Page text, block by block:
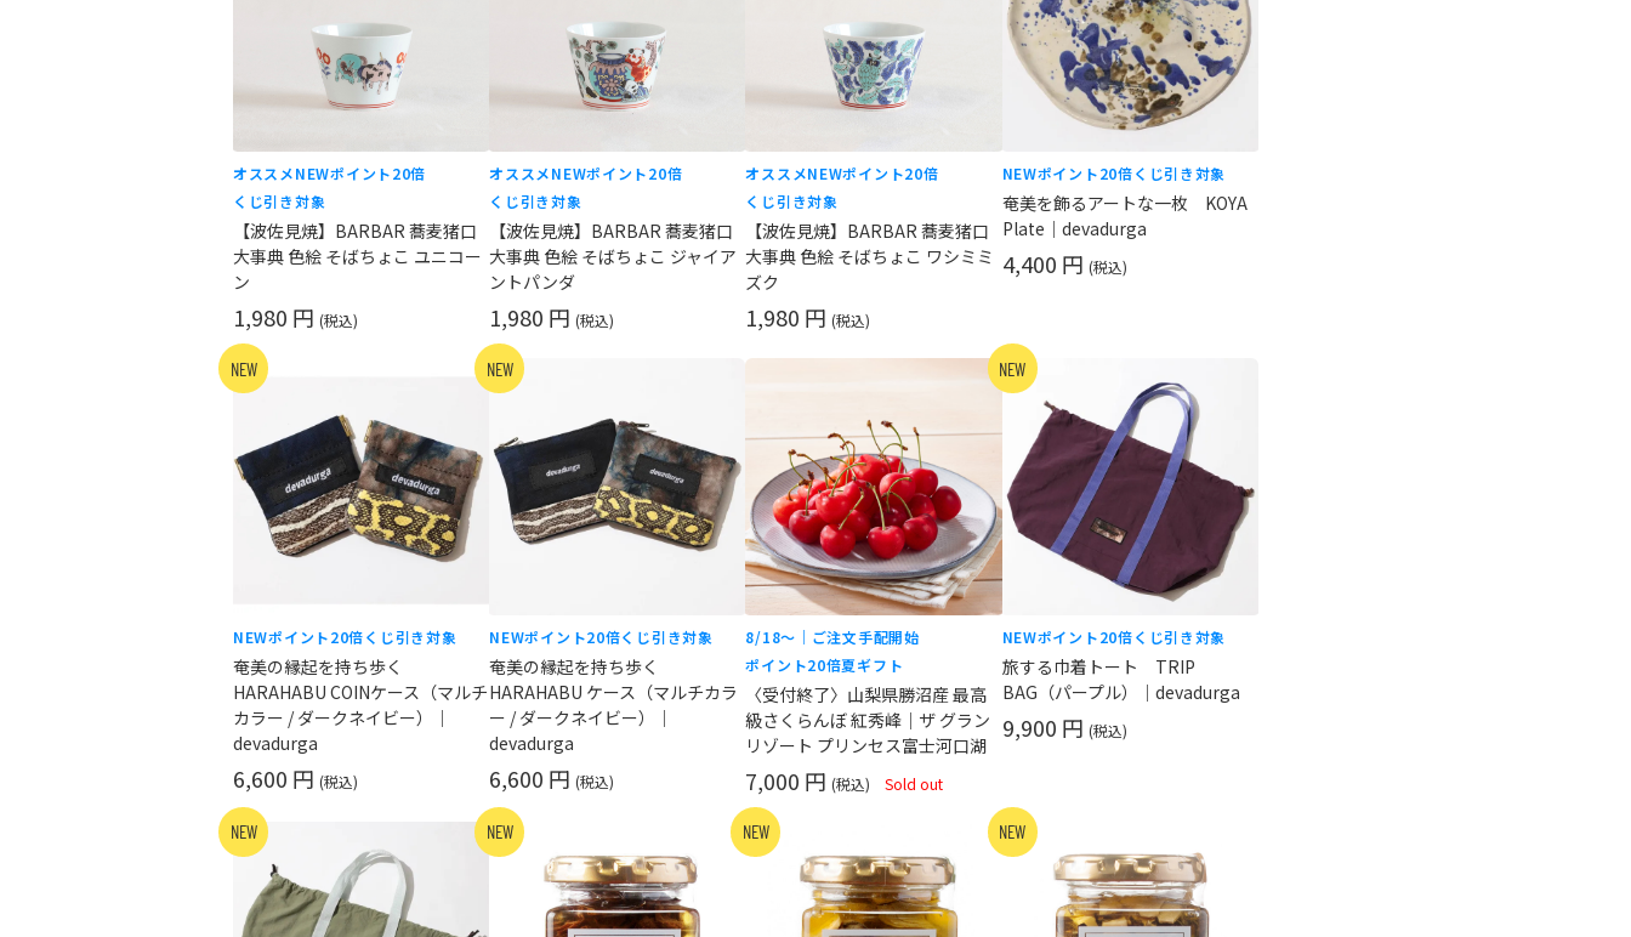
オススメNEWポイント20倍
くじ引き対象
【波佐見焼】BARBAR 蕎麦猪口
大事典 色絵 そばちょこ ユニコー
ン
1,980 円 (税込)
オススメNEWポイント20倍
くじ引き対象
【波佐見焼】BARBAR 蕎麦猪口
大事典 色絵 そばちょこ ジャイア
ントパンダ
1,980 円 (税込)
オススメNEWポイント20倍
くじ引き対象
【波佐見焼】BARBAR 蕎麦猪口
大事典 色絵 そばちょこ ワシミミ
ズク
1,980 円 (税込)
NEWポイント20倍くじ引き対象
奄美を飾るアートな一枚 KOYA
Plate｜devadurga
4,400 円 (税込)
NEWポイント20倍くじ引き対象
NEW
奄美の縁起を持ち歩く
HARAHABU COINケース（マルチ
カラー / ダークネイビー）｜
devadurga
6,600 円 (税込)
NEWポイント20倍くじ引き対象
NEW
奄美の縁起を持ち歩く
HARAHABU ケース（マルチカラ
ー / ダークネイビー）｜
devadurga
6,600 円 (税込)
8/18〜｜ご注文手配開始
ポイント20倍夏ギフト
〈受付終了〉山梨県勝沼産 最高
級さくらんぼ 紅秀峰｜ザ グラン
リゾート プリンセス富士河口湖
7,000 円 (税込) Sold out
NEWポイント20倍くじ引き対象
NEW
旅する巾着トート TRIP
BAG（パープル）｜devadurga
9,900 円 (税込)
NEW NEW NEW NEW